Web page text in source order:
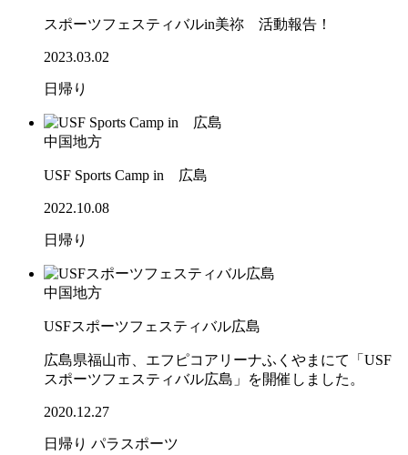
スポーツフェスティバルin美祢 活動報告！
2023.03.02
日帰り
中国地方
USF Sports Camp in 広島
2022.10.08
日帰り
中国地方
USFスポーツフェスティバル広島
広島県福山市、エフピコアリーナふくやまにて「USF
スポーツフェスティバル広島」を開催しました。
2020.12.27
日帰り パラスポーツ